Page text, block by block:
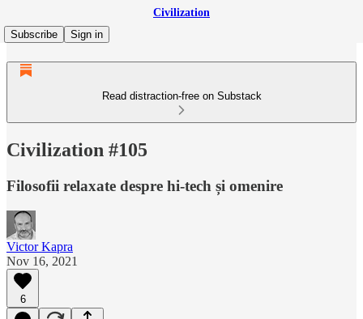
Civilization
Subscribe
Sign in
Read distraction-free on Substack
Civilization #105
Filosofii relaxate despre hi-tech și omenire
Victor Kapra
Nov 16, 2021
6